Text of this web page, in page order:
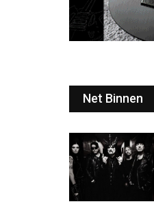
Net Binnen